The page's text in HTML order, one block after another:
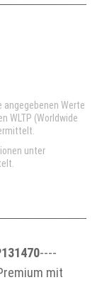
angegebenen Werte
WLTP (Worldwide
unter
----
mit